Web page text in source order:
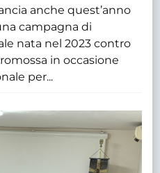
anche quest’anno
campagna di
nata nel 2023 contro
in occasione
per...